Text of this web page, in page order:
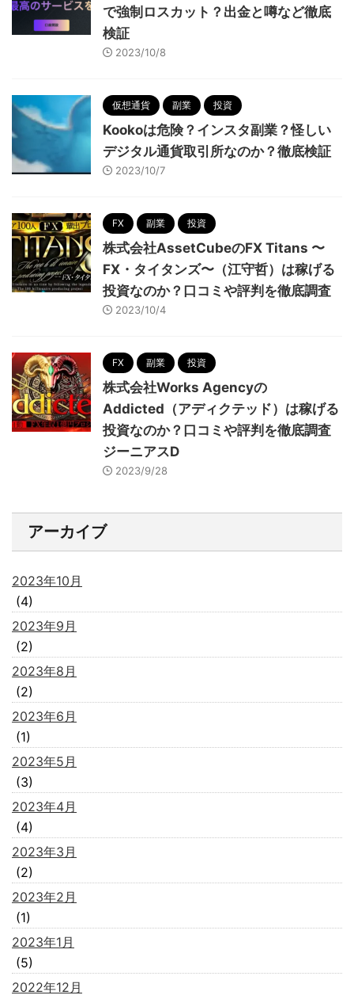
で強制ロスカット？出金と噂など徹底
検証
2023/10/8
仮想通貨 副業 投資
Kookoは危険？インスタ副業？怪しい
デジタル通貨取引所なのか？徹底検証
2023/10/7
FX 副業 投資
株式会社AssetCubeのFX Titans 〜
FX・タイタンズ〜（江守哲）は稼げる
投資なのか？口コミや評判を徹底調査
2023/10/4
FX 副業 投資
株式会社Works Agencyの
Addicted（アディクテッド）は稼げる
投資なのか？口コミや評判を徹底調査
ジーニアスD
2023/9/28
アーカイブ
2023年10月
(4)
2023年9月
(2)
2023年8月
(2)
2023年6月
(1)
2023年5月
(3)
2023年4月
(4)
2023年3月
(2)
2023年2月
(1)
2023年1月
(5)
2022年12月